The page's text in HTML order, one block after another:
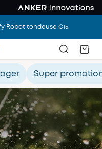
Robot tondeuse C15.
Super